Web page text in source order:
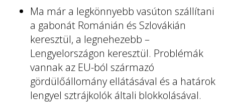
Ma már a legkönnyebb vasúton szállítani
a gabonát Románián és Szlovákián
keresztül, a legnehezebb –
Lengyelországon keresztül. Problémák
vannak az EU-ból származó
gördülőállomány ellátásával és a határok
lengyel sztrájkolók általi blokkolásával.